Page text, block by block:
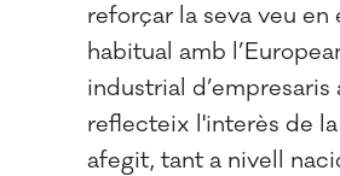
reforçar la seva veu en
habitual amb
industrial
reflecteix l'interès de
afegit, tant a nivell